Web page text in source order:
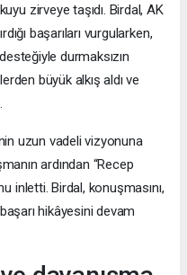
zirveye taşıdı. Birdal, AK
başarıları vurgularken,
durmaksızın
büyük alkış aldı ve
uzun vadeli vizyonuna
ardından “Recep
inletti. Birdal, konuşmasını,
hikâyesini devam